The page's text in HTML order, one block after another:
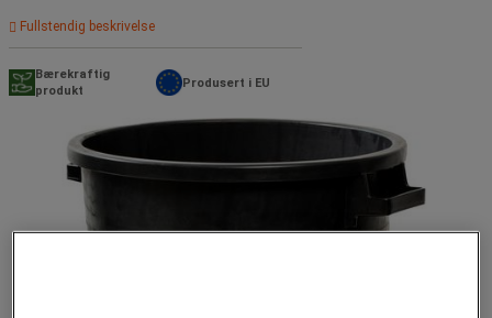
Fullstendig beskrivelse
Bærekraftig
produkt
Produsert i EU